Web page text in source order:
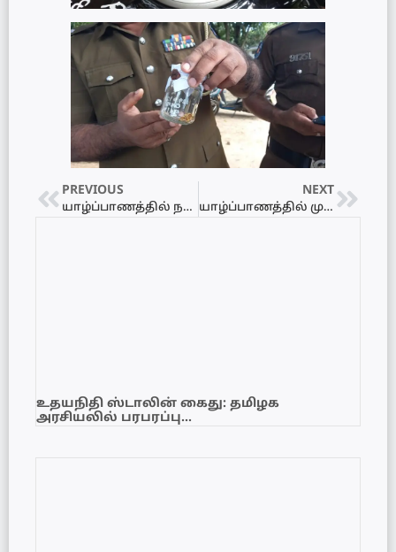
PREVIOUS
யாழ்ப்பாணத்தில் நடைபெறவுள்ள மர்கழி இசைவிழா!
NEXT
யாழ்ப்பாணத்தில் முதன்முறையாக புகைப்பட கண்காட்சி
உதயநிதி ஸ்டாலின் கைது: தமிழக
அரசியலில் பரபரப்பு…